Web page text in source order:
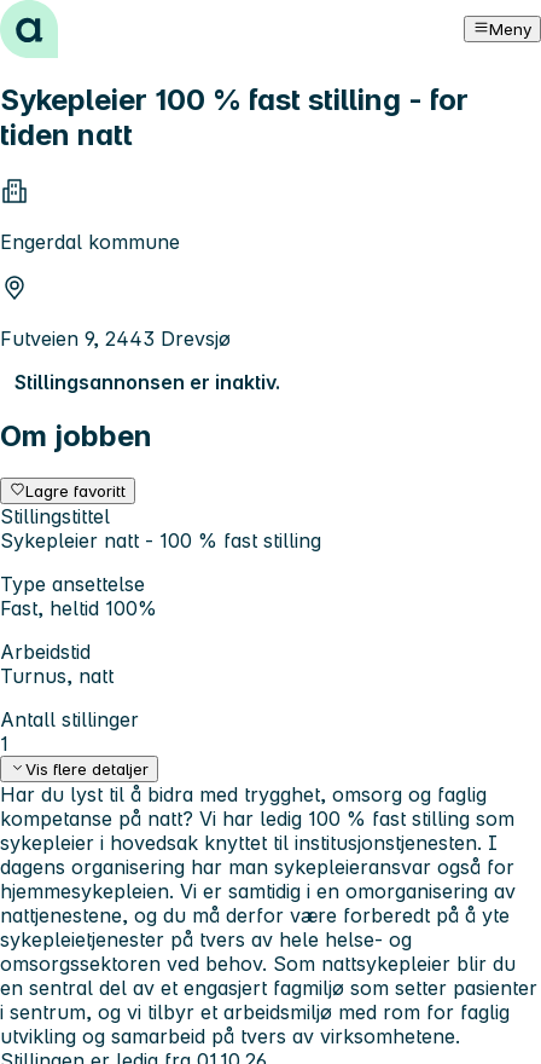
Hopp til innhold Meny
Sykepleier 100 % fast stilling - for
tiden natt
Engerdal kommune
Futveien 9, 2443 Drevsjø
Stillingsannonsen er inaktiv.
Om jobben
Lagre favoritt
Stillingstittel
Sykepleier natt - 100 % fast stilling
Type ansettelse
Fast, heltid 100%
Arbeidstid
Turnus, natt
Antall stillinger
1
Vis flere detaljer
Har du lyst til å bidra med trygghet, omsorg og faglig
kompetanse på natt? Vi har ledig 100 % fast stilling som
sykepleier i hovedsak knyttet til institusjonstjenesten. I
dagens organisering har man sykepleieransvar også for
hjemmesykepleien. Vi er samtidig i en omorganisering av
nattjenestene, og du må derfor være forberedt på å yte
sykepleietjenester på tvers av hele helse- og
omsorgssektoren ved behov. Som nattsykepleier blir du
en sentral del av et engasjert fagmiljø som setter pasienter
i sentrum, og vi tilbyr et arbeidsmiljø med rom for faglig
utvikling og samarbeid på tvers av virksomhetene.